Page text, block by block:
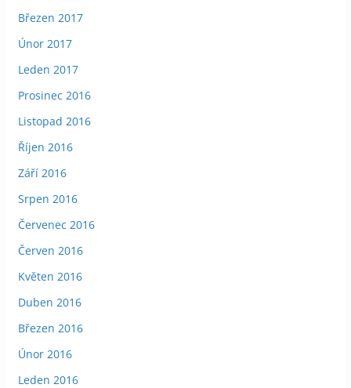
Březen 2017
Únor 2017
Leden 2017
Prosinec 2016
Listopad 2016
Říjen 2016
Září 2016
Srpen 2016
Červenec 2016
Červen 2016
Květen 2016
Duben 2016
Březen 2016
Únor 2016
Leden 2016